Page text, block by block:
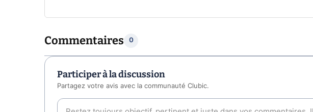
Commentaires 0
Participer à la discussion
Partagez votre avis avec la communauté Clubic.